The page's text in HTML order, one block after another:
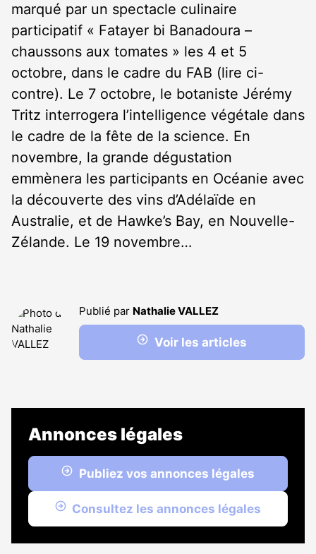
marqué par un spectacle culinaire
participatif « Fatayer bi Banadoura –
chaussons aux tomates » les 4 et 5
octobre, dans le cadre du FAB (lire ci-
contre). Le 7 octobre, le botaniste Jérémy
Tritz interrogera l’intelligence végétale dans
le cadre de la fête de la science. En
novembre, la grande dégustation
emmènera les participants en Océanie avec
la découverte des vins d’Adélaïde en
Australie, et de Hawke’s Bay, en Nouvelle-
Zélande. Le 19 novembre…
Publié par Nathalie VALLEZ
Voir les articles
Annonces légales
Publiez vos annonces légales
Consultez les annonces légales